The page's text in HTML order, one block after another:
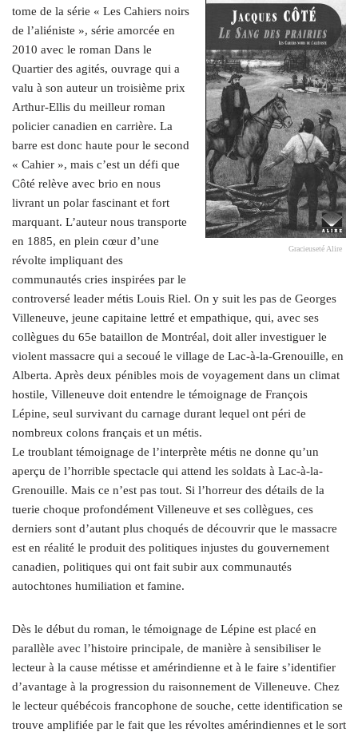
Gracieuseté Alire
tome de la série « Les Cahiers noirs
de l’aliéniste », série amorcée en
2010 avec le roman Dans le
Quartier des agités, ouvrage qui a
valu à son auteur un troisième prix
Arthur-Ellis du meilleur roman
policier canadien en carrière. La
barre est donc haute pour le second
« Cahier », mais c’est un défi que
Côté relève avec brio en nous
livrant un polar fascinant et fort
marquant. L’auteur nous transporte
en 1885, en plein cœur d’une
révolte impliquant des
communautés cries inspirées par le
controversé leader métis Louis Riel. On y suit les pas de Georges
Villeneuve, jeune capitaine lettré et empathique, qui, avec ses
collègues du 65e bataillon de Montréal, doit aller investiguer le
violent massacre qui a secoué le village de Lac-à-la-Grenouille, en
Alberta. Après deux pénibles mois de voyagement dans un climat
hostile, Villeneuve doit entendre le témoignage de François
Lépine, seul survivant du carnage durant lequel ont péri de
nombreux colons français et un métis.
Le troublant témoignage de l’interprète métis ne donne qu’un
aperçu de l’horrible spectacle qui attend les soldats à Lac-à-la-
Grenouille. Mais ce n’est pas tout. Si l’horreur des détails de la
tuerie choque profondément Villeneuve et ses collègues, ces
derniers sont d’autant plus choqués de découvrir que le massacre
est en réalité le produit des politiques injustes du gouvernement
canadien, politiques qui ont fait subir aux communautés
autochtones humiliation et famine.
Dès le début du roman, le témoignage de Lépine est placé en
parallèle avec l’histoire principale, de manière à sensibiliser le
lecteur à la cause métisse et amérindienne et à le faire s’identifier
d’avantage à la progression du raisonnement de Villeneuve. Chez
le lecteur québécois francophone de souche, cette identification se
trouve amplifiée par le fait que les révoltes amérindiennes et le sort